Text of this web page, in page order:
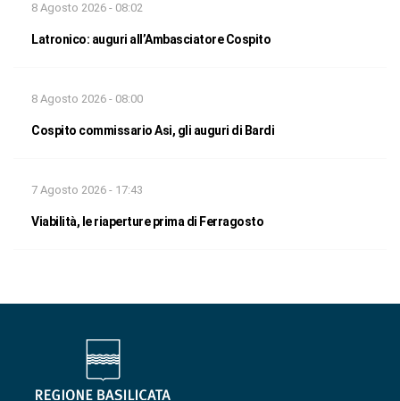
8 Agosto 2026 - 08:02
Latronico: auguri all’Ambasciatore Cospito
8 Agosto 2026 - 08:00
Cospito commissario Asi, gli auguri di Bardi
7 Agosto 2026 - 17:43
Viabilità, le riaperture prima di Ferragosto